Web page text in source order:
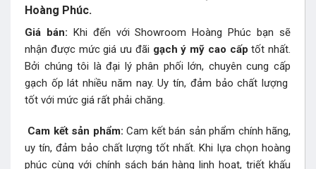
Hoàng Phúc.
Giá bán: Khi đến với Showroom Hoàng Phúc bạn sẽ
nhận được mức giá ưu đãi gạch ý mỹ cao cấp tốt nhất.
Bởi chúng tôi là đại lý phân phối lớn, chuyên cung cấp
gạch ốp lát nhiều năm nay. Uy tín, đảm bảo chất lượng
tốt với mức giá rất phải chăng.
Cam kết sản phẩm: Cam kết bán sản phẩm chính hãng,
uy tín, đảm bảo chất lượng tốt nhất. Khi lựa chọn hoàng
phúc cùng với chính sách bán hàng linh hoạt, triết khấu